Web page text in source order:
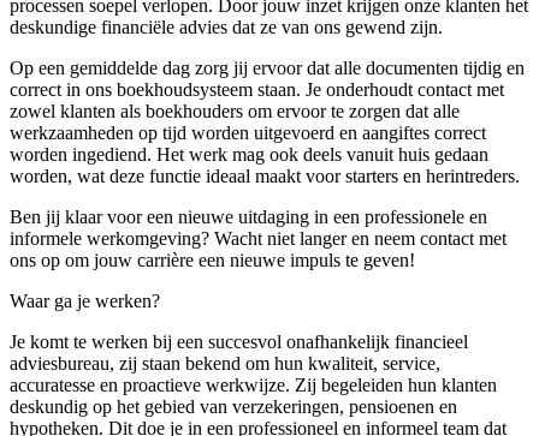
processen soepel verlopen. Door jouw inzet krijgen onze klanten het
deskundige financiële advies dat ze van ons gewend zijn.
Op een gemiddelde dag zorg jij ervoor dat alle documenten tijdig en
correct in ons boekhoudsysteem staan. Je onderhoudt contact met
zowel klanten als boekhouders om ervoor te zorgen dat alle
werkzaamheden op tijd worden uitgevoerd en aangiftes correct
worden ingediend. Het werk mag ook deels vanuit huis gedaan
worden, wat deze functie ideaal maakt voor starters en herintreders.
Ben jij klaar voor een nieuwe uitdaging in een professionele en
informele werkomgeving? Wacht niet langer en neem contact met
ons op om jouw carrière een nieuwe impuls te geven!
Waar ga je werken?
Je komt te werken bij een succesvol onafhankelijk financieel
adviesbureau, zij staan bekend om hun kwaliteit, service,
accuratesse en proactieve werkwijze. Zij begeleiden hun klanten
deskundig op het gebied van verzekeringen, pensioenen en
hypotheken. Dit doe je in een professioneel en informeel team dat